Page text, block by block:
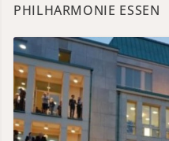
PHILHARMONIE ESSEN